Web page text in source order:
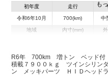
初年度
令和6年10月
走行
700(km) 中
地域 内寸(mm)
も
R6年 700km 増トン ベッド付
積載７９００ｋｇ ツインシリン
ン メッキパーツ ＨＩＤヘッド